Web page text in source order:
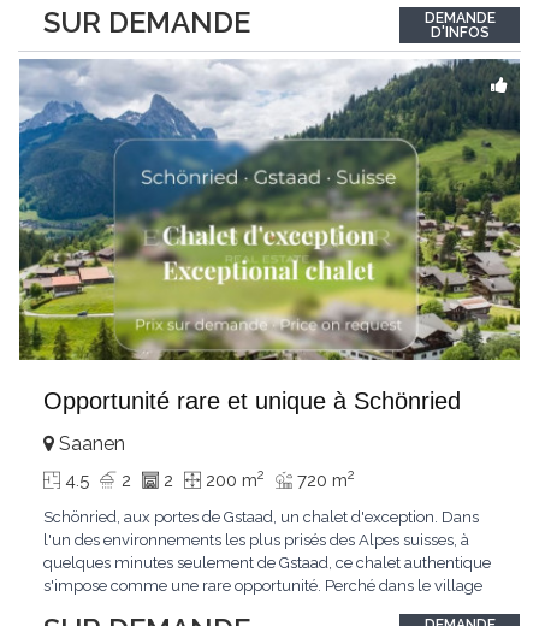
SUR DEMANDE
situation dominante offrant une vue dégagée sur le village de
Gstaad et les sommets...
DEMANDE
D'INFOS
Opportunité rare et unique à Schönried
Saanen
4.5 2 2 200 m2 720 m2
Schönried, aux portes de Gstaad, un chalet d'exception. Dans
l'un des environnements les plus prisés des Alpes suisses, à
quelques minutes seulement de Gstaad, ce chalet authentique
s'impose comme une rare opportunité. Perché dans le village